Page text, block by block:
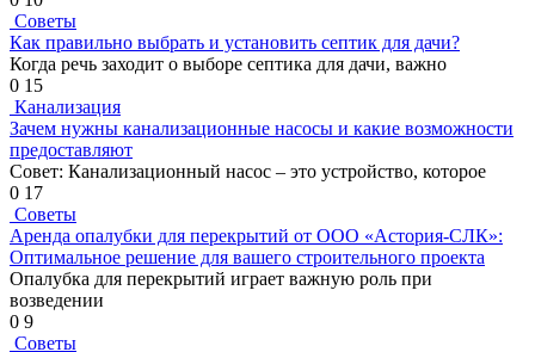
Советы
Как правильно выбрать и установить септик для дачи?
Когда речь заходит о выборе септика для дачи, важно
0 15
Канализация
Зачем нужны канализационные насосы и какие возможности
предоставляют
Совет: Канализационный насос – это устройство, которое
0 17
Советы
Аренда опалубки для перекрытий от ООО «Астория-СЛК»:
Оптимальное решение для вашего строительного проекта
Опалубка для перекрытий играет важную роль при
возведении
0 9
Советы